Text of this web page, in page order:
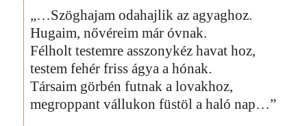
„…Szöghajam odahajlik az agyaghoz.
Hugaim, nővéreim már óvnak.
Félholt testemre asszonykéz havat hoz,
testem fehér friss ágya a hónak.
Társaim görbén futnak a lovakhoz,
megroppant vállukon füstöl a haló nap…”